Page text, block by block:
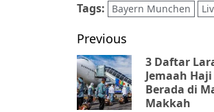
Tags: Bayern Munchen
Post
navigation
Previous
3 Daftar
Jemaah
Berada di
Makkah